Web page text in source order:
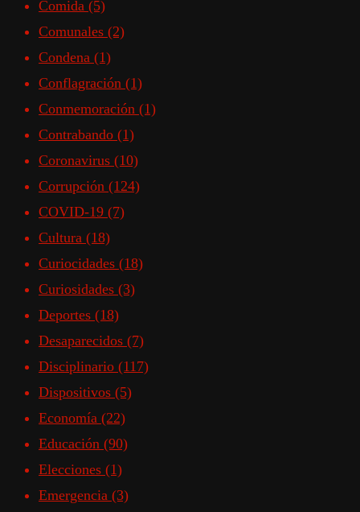
Comida (5)
Comunales (2)
Condena (1)
Conflagración (1)
Conmemoración (1)
Contrabando (1)
Coronavirus (10)
Corrupción (124)
COVID-19 (7)
Cultura (18)
Curiocidades (18)
Curiosidades (3)
Deportes (18)
Desaparecidos (7)
Disciplinario (117)
Dispositivos (5)
Economía (22)
Educación (90)
Elecciones (1)
Emergencia (3)